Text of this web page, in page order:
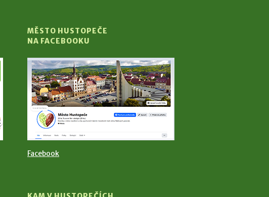
MĚSTO HUSTOPEČE
NA FACEBOOKU
Facebook